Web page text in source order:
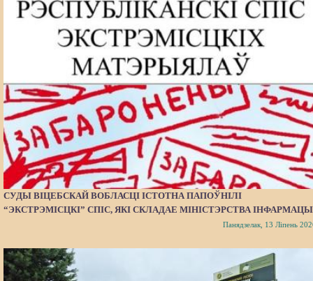
СУДЫ ВІЦЕБСКАЙ ВОБЛАСЦІ ІСТОТНА ПАПОЎНІЛІ
“ЭКСТРЭМІСЦКІ” СПІС, ЯКІ СКЛАДАЕ МІНІСТЭРСТВА
Панядзелак, 13 Ліпень